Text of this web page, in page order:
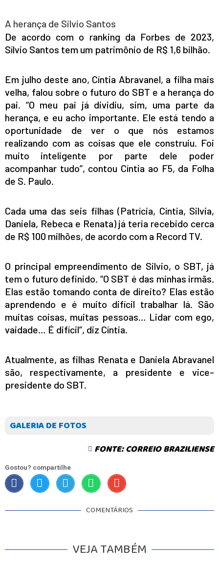
A herança de Silvio Santos
De acordo com o ranking da Forbes de 2023,
Sílvio Santos tem um patrimônio de R$ 1,6 bilhão.
Em julho deste ano, Cíntia Abravanel, a filha mais
velha, falou sobre o futuro do SBT e a herança do
pai. “O meu pai já dividiu, sim, uma parte da
herança, e eu acho importante. Ele está tendo a
oportunidade de ver o que nós estamos
realizando com as coisas que ele construiu. Foi
muito inteligente por parte dele poder
acompanhar tudo”, contou Cíntia ao F5, da Folha
de S. Paulo.
Cada uma das seis filhas (Patrícia, Cíntia, Silvia,
Daniela, Rebeca e Renata) já teria recebido cerca
de R$ 100 milhões, de acordo com a Record TV.
O principal empreendimento de Silvio, o SBT, já
tem o futuro definido. “O SBT é das minhas irmãs.
Elas estão tomando conta de direito? Elas estão
aprendendo e é muito difícil trabalhar lá. São
muitas coisas, muitas pessoas… Lidar com ego,
vaidade… É difícil”, diz Cíntia.
Atualmente, as filhas Renata e Daniela Abravanel
são, respectivamente, a presidente e vice-
presidente do SBT.
GALERIA DE FOTOS
FONTE: CORREIO BRAZILIENSE
Gostou? compartilhe
COMENTÁRIOS
VEJA TAMBÉM